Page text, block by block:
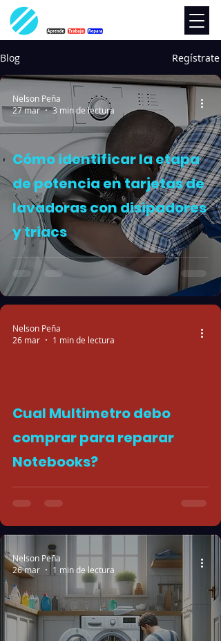
Blog Regístrate
Cómo identificar la etapa
de potencia en tarjetas de
lavadoras con disipadores
y triacs
Nelson Peña
27 mar
3 min de lectura
Cual Multimetro debo
comprar para reparar
Notebooks?
Nelson Peña
26 mar
1 min de lectura
Nelson Peña
26 mar
1 min de lectura